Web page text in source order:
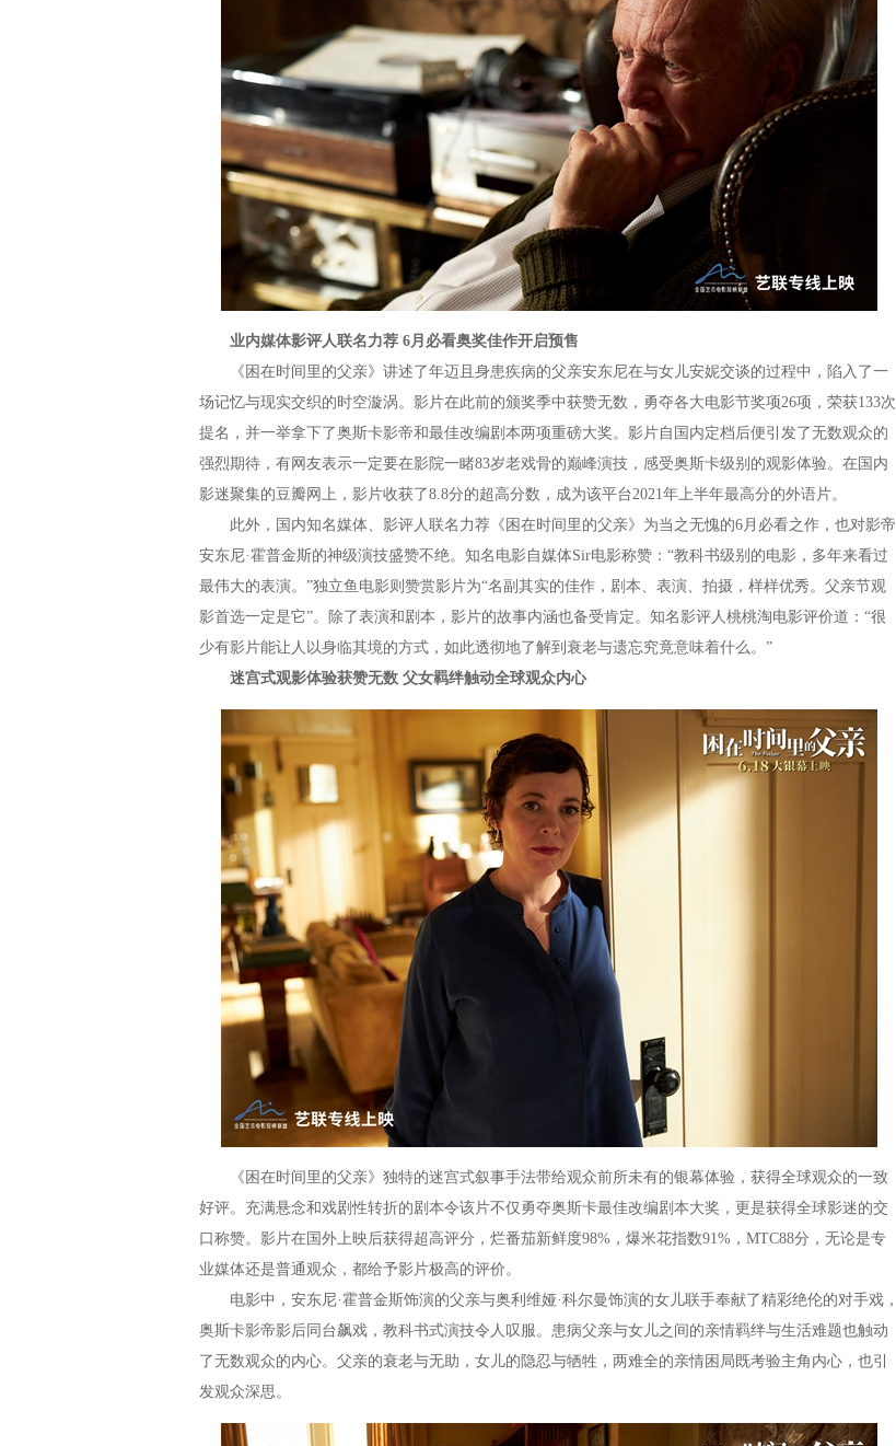
业内媒体影评人联名力荐 6月必看奥奖佳作开启预售
《困在时间里的父亲》讲述了年迈且身患疾病的父亲安东尼在与女儿安妮交谈的过程中，陷入了一
场记忆与现实交织的时空漩涡。影片在此前的颁奖季中获赞无数，勇夺各大电影节奖项26项，荣获133次
提名，并一举拿下了奥斯卡影帝和最佳改编剧本两项重磅大奖。影片自国内定档后便引发了无数观众的
强烈期待，有网友表示一定要在影院一睹83岁老戏骨的巅峰演技，感受奥斯卡级别的观影体验。在国内
影迷聚集的豆瓣网上，影片收获了8.8分的超高分数，成为该平台2021年上半年最高分的外语片。
此外，国内知名媒体、影评人联名力荐《困在时间里的父亲》为当之无愧的6月必看之作，也对影帝
安东尼·霍普金斯的神级演技盛赞不绝。知名电影自媒体Sir电影称赞：“教科书级别的电影，多年来看过
最伟大的表演。”独立鱼电影则赞赏影片为“名副其实的佳作，剧本、表演、拍摄，样样优秀。父亲节观
影首选一定是它”。除了表演和剧本，影片的故事内涵也备受肯定。知名影评人桃桃淘电影评价道：“很
少有影片能让人以身临其境的方式，如此透彻地了解到衰老与遗忘究竟意味着什么。”
迷宫式观影体验获赞无数 父女羁绊触动全球观众内心
《困在时间里的父亲》独特的迷宫式叙事手法带给观众前所未有的银幕体验，获得全球观众的一致
好评。充满悬念和戏剧性转折的剧本令该片不仅勇夺奥斯卡最佳改编剧本大奖，更是获得全球影迷的交
口称赞。影片在国外上映后获得超高评分，烂番茄新鲜度98%，爆米花指数91%，MTC88分，无论是专
业媒体还是普通观众，都给予影片极高的评价。
电影中，安东尼·霍普金斯饰演的父亲与奥利维娅·科尔曼饰演的女儿联手奉献了精彩绝伦的对手戏，
奥斯卡影帝影后同台飙戏，教科书式演技令人叹服。患病父亲与女儿之间的亲情羁绊与生活难题也触动
了无数观众的内心。父亲的衰老与无助，女儿的隐忍与牺牲，两难全的亲情困局既考验主角内心，也引
发观众深思。